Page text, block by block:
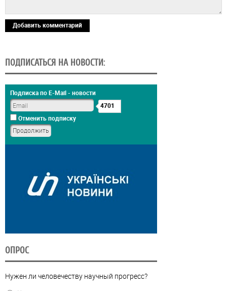
Добавить комментарий
ПОДПИСАТЬСЯ НА НОВОСТИ:
Подписка по E-Mail - новости
4701
Отменить подписку
ОПРОС
Нужен ли человечеству научный прогресс?